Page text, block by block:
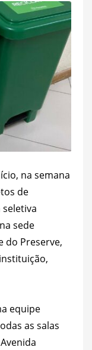
na semana
de
sede
do Preserve,
equipe
as salas